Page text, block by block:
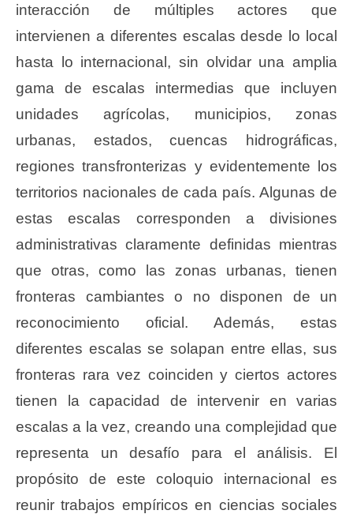
interacción de múltiples actores que
intervienen a diferentes escalas desde lo local
hasta lo internacional, sin olvidar una amplia
gama de escalas intermedias que incluyen
unidades agrícolas, municipios, zonas
urbanas, estados, cuencas hidrográficas,
regiones transfronterizas y evidentemente los
territorios nacionales de cada país. Algunas de
estas escalas corresponden a divisiones
administrativas claramente definidas mientras
que otras, como las zonas urbanas, tienen
fronteras cambiantes o no disponen de un
reconocimiento oficial. Además, estas
diferentes escalas se solapan entre ellas, sus
fronteras rara vez coinciden y ciertos actores
tienen la capacidad de intervenir en varias
escalas a la vez, creando una complejidad que
representa un desafío para el análisis. El
propósito de este coloquio internacional es
reunir trabajos empíricos en ciencias sociales